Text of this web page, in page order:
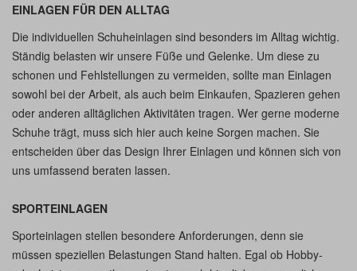
EINLAGEN FÜR DEN ALLTAG
Die individuellen Schuheinlagen sind besonders im Alltag wichtig.
Ständig belasten wir unsere Füße und Gelenke. Um diese zu
schonen und Fehlstellungen zu vermeiden, sollte man Einlagen
sowohl bei der Arbeit, als auch beim Einkaufen, Spazieren gehen
oder anderen alltäglichen Aktivitäten tragen. Wer gerne moderne
Schuhe trägt, muss sich hier auch keine Sorgen machen. Sie
entscheiden über das Design Ihrer Einlagen und können sich von
uns umfassend beraten lassen.
SPORTEINLAGEN
Sporteinlagen stellen besondere Anforderungen, denn sie
müssen speziellen Belastungen Stand halten. Egal ob Hobby-